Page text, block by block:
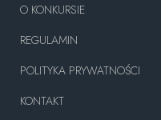
O KONKURSIE
REGULAMIN
POLITYKA PRYWATNOŚCI
KONTAKT